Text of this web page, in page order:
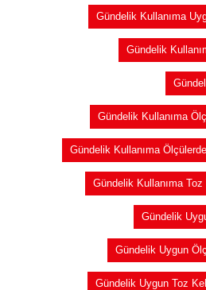
Gündelik Kullanıma
Gündelik
Gündelik Kullanıma
Gündelik Kullanıma
Gündelik Kullanıma Toz
Gündelik
Gündelik Uygun
Gündelik Uygun Toz